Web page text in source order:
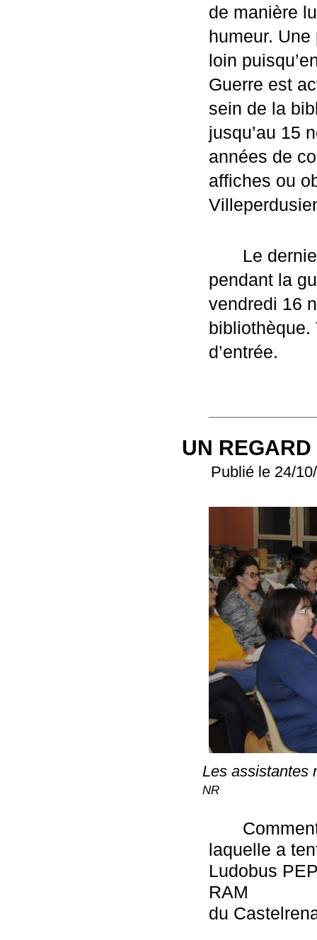
de manière
humeur.
loin
Guerre est
sein de la
jusqu’au 15
années de
affiches ou
Le
pendant la
vendredi 16
bibliothèque.
d’entrée.
UN
Publié le 24/
Les assistantes
NR
laquelle a
Ludobus
RAM
du